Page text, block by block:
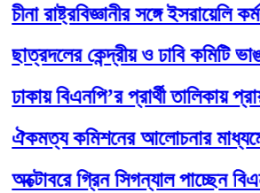
রাষ্ট্রবিজ্ঞানীর সঙ্গে ইসরায়েলি
কেন্দ্রীয় ও ঢাবি কমিটি ভাঙার
বিএনপি’র প্রার্থী তালিকায় প্রায়ই
কমিশনের আলোচনার মাধ্যমে
গ্রিন সিগন্যাল পাচ্ছেন বিএনপি’র